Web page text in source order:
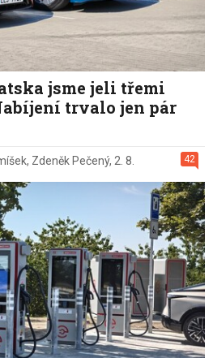
jsme jeli třemi
trvalo jen pár
42
, Zdeněk Pečený, 2. 8.